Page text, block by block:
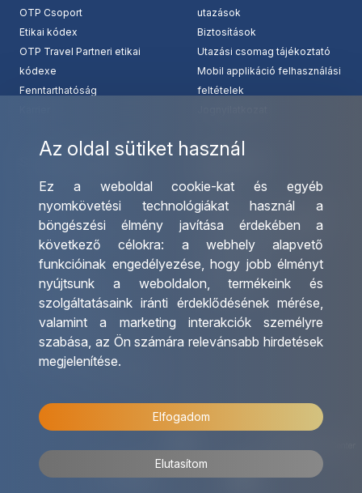
Az oldal sütiket használ
Ez a weboldal cookie-kat és egyéb
nyomkövetési technológiákat használ a
böngészési élmény javítása érdekében a
következő célokra: a webhely alapvető
funkcióinak engedélyezése, hogy jobb élményt
nyújtsunk a weboldalon,termékeink és
szolgáltatásaink iránti érdeklődésének mérése,
valamint a marketing interakciók személyre
szabása, az Ön számára relevánsabb hirdetések
megjelenítése.
Elfogadom
Elutasítom
OTP Csoport
Etikai kódex
OTP Travel Partneri etikai
kódexe
Fenntarthatóság
utazások
Biztosítások
Utazási csomag tájékoztató
Mobil applikáció felhasználási
feltételek
Csoportos utazások
szervezése
Egyéni utak szervezése
Hajóutak
Üzleti utaztatás
Nemzetközi tanár és
diákigazolványok
Letölthető katalógusunk
Ajándékutalvány
OTP Travel kedvezmények
Irodáink
Utazásszervező partnereink
Viszonteladó Partnereink
Partnereinknek
Utazási kérdőív
Impresszum